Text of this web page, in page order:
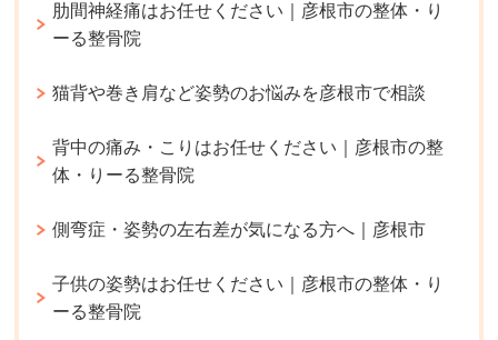
肋間神経痛はお任せください｜彦根市の整体・り
ーる整骨院
猫背や巻き肩など姿勢のお悩みを彦根市で相談
背中の痛み・こりはお任せください｜彦根市の整
体・りーる整骨院
側弯症・姿勢の左右差が気になる方へ｜彦根市
子供の姿勢はお任せください｜彦根市の整体・り
ーる整骨院